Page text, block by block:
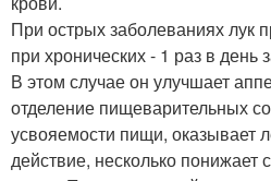
При острых заболеваниях лук
при хронических - 1 раз в день
В этом случае он улучшает
отделение пищеварительных
усвояемости пищи, оказывает
действие, несколько понижает